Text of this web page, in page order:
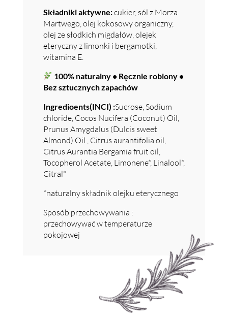
Składniki aktywne:cukier, sól z Morza
Martwego, olej kokosowy organiczny,
olej ze słodkich migdałów, olejek
eteryczny z limonki i bergamotki,
witamina E.
100% naturalny • Ręcznie robiony •
Bez sztucznych zapachów
Ingredioents(INCI) :Sucrose, Sodium
chloride, Cocos Nucifera (Coconut) Oil,
Prunus Amygdalus (Dulcis sweet
Almond) Oil , Citrus aurantifolia oil,
Citrus Aurantia Bergamia fruit oil,
Tocopherol Acetate, Limonene*, Linalool*,
Citral*
*naturalny składnik olejku eterycznego
Sposób przechowywania :
przechowywać w temperaturze
pokojowej